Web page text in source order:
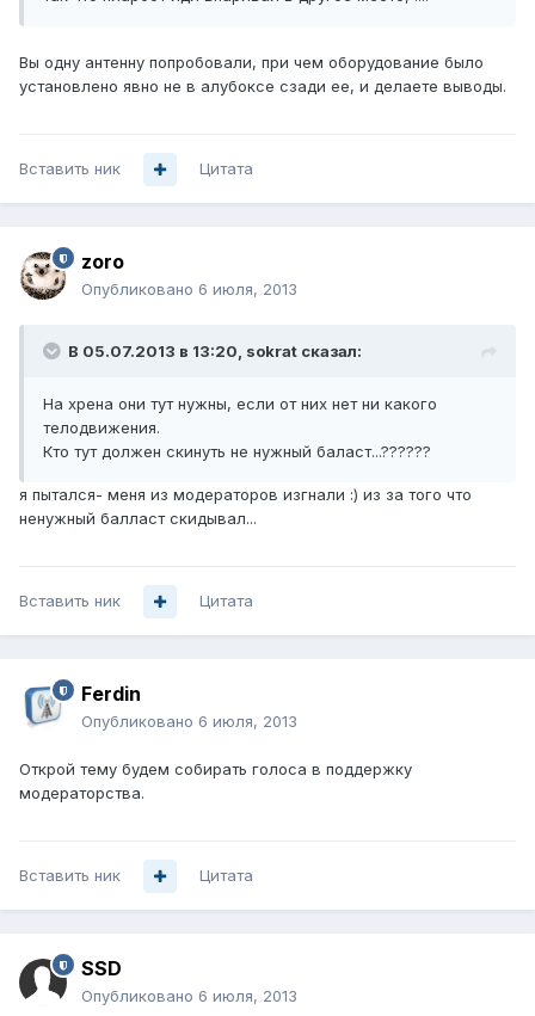
Вы одну антенну попробовали, при чем оборудование было
установлено явно не в алубоксе сзади ее, и делаете выводы.
Вставить ник Цитата
zoro
Опубликовано 6 июля, 2013
В 05.07.2013 в 13:20, sokrat сказал:
На хрена они тут нужны, если от них нет ни какого
телодвижения.
Кто тут должен скинуть не нужный баласт...??????
я пытался- меня из модераторов изгнали :) из за того что
ненужный балласт скидывал...
Вставить ник Цитата
Ferdin
Опубликовано 6 июля, 2013
Открой тему будем собирать голоса в поддержку
модераторства.
Вставить ник Цитата
SSD
Опубликовано 6 июля, 2013